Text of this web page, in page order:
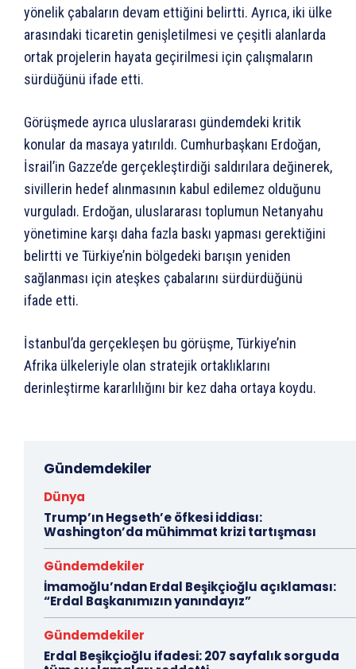
yönelik çabaların devam ettiğini belirtti. Ayrıca, iki ülke
arasındaki ticaretin genişletilmesi ve çeşitli alanlarda
ortak projelerin hayata geçirilmesi için çalışmaların
sürdüğünü ifade etti.
Görüşmede ayrıca uluslararası gündemdeki kritik
konular da masaya yatırıldı. Cumhurbaşkanı Erdoğan,
İsrail’in Gazze’de gerçekleştirdiği saldırılara değinerek,
sivillerin hedef alınmasının kabul edilemez olduğunu
vurguladı. Erdoğan, uluslararası toplumun Netanyahu
yönetimine karşı daha fazla baskı yapması gerektiğini
belirtti ve Türkiye’nin bölgedeki barışın yeniden
sağlanması için ateşkes çabalarını sürdürdüğünü
ifade etti.
İstanbul’da gerçekleşen bu görüşme, Türkiye’nin
Afrika ülkeleriyle olan stratejik ortaklıklarını
derinleştirme kararlılığını bir kez daha ortaya koydu.
Gündemdekiler
Dünya
Trump’ın Hegseth’e öfkesi iddiası:
Washington’da mühimmat krizi tartışması
Gündemdekiler
İmamoğlu’ndan Erdal Beşikçioğlu açıklaması:
“Erdal Başkanımızın yanındayız”
Gündemdekiler
Erdal Beşikçioğlu ifadesi: 207 sayfalık sorguda